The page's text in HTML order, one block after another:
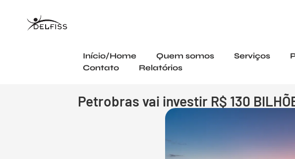
Início/Home Quem somos Serviços
Contato
Relatórios
Petrobras vai investir R$ 130